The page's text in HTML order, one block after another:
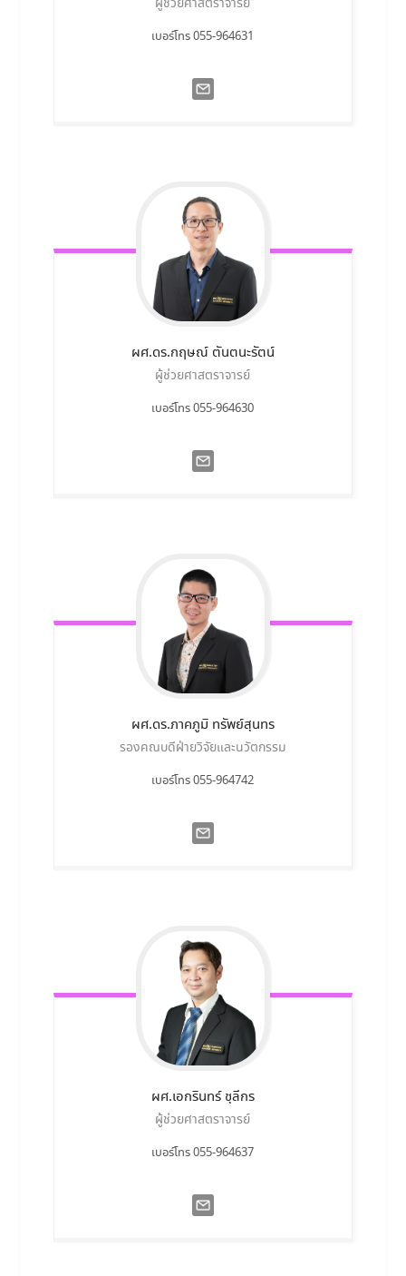
เบอร์โทร 055-964631
ผศ.ดร.กฤษณ์ ตันตนะรัตน์
ผู้ช่วยศาสตราจารย์
เบอร์โทร 055-964630
ผศ.ดร.ภาคภูมิ ทรัพย์สุนทร
รองคณบดีฝ่ายวิจัยและนวัตกรรม
เบอร์โทร 055-964742
ผศ.เอกรินทร์ ชุลีกร
ผู้ช่วยศาสตราจารย์
เบอร์โทร 055-964637